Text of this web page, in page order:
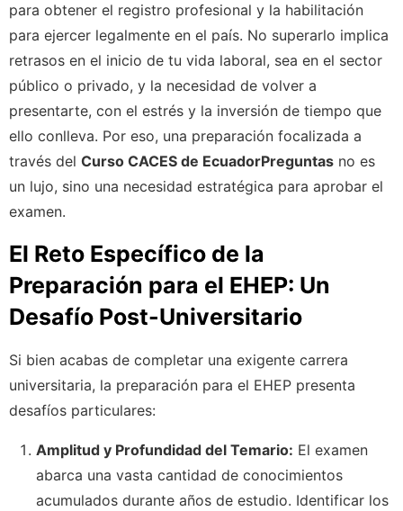
para obtener el registro profesional y la habilitación
para ejercer legalmente en el país. No superarlo implica
retrasos en el inicio de tu vida laboral, sea en el sector
público o privado, y la necesidad de volver a
presentarte, con el estrés y la inversión de tiempo que
ello conlleva. Por eso, una preparación focalizada a
través del Curso CACES de EcuadorPreguntas no es
un lujo, sino una necesidad estratégica para aprobar el
examen.
El Reto Específico de la
Preparación para el EHEP: Un
Desafío Post-Universitario
Si bien acabas de completar una exigente carrera
universitaria, la preparación para el EHEP presenta
desafíos particulares:
Amplitud y Profundidad del Temario: El examen
abarca una vasta cantidad de conocimientos
acumulados durante años de estudio. Identificar los